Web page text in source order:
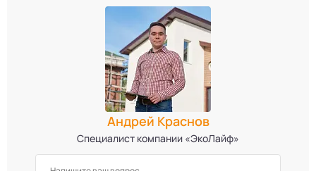
Андрей Краснов
Специалист компании «ЭкоЛайф»